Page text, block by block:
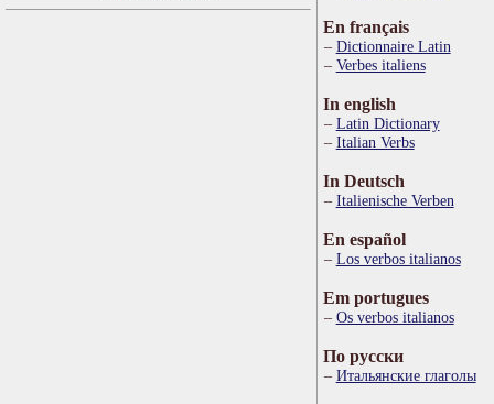
En français
Dictionnaire Latin
Verbes italiens
In english
Latin Dictionary
Italian Verbs
In Deutsch
Italienische Verben
En español
Los verbos italianos
Em portugues
Os verbos italianos
По русски
Итальянские глаголы